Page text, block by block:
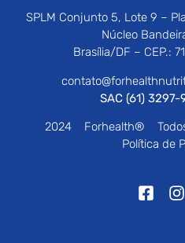
SPLM Conjunto 5, Lote 9 –
Núcleo
Brasília/DF – CEP.:
SAC (61) 3297-
2024 Forhealth®
Política de